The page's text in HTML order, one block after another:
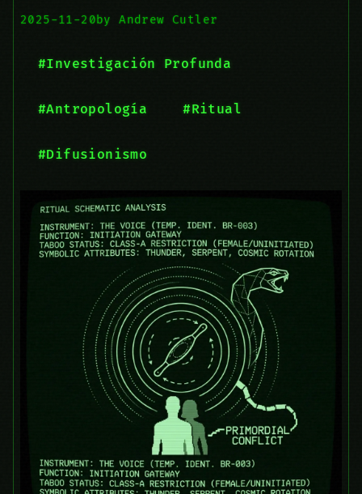
2025-11-20by Andrew Cutler
#Investigación Profunda
#Antropología #Ritual
#Difusionismo